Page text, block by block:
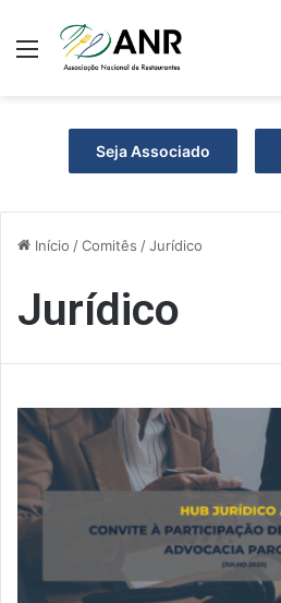
Menu
Seja Associado
Início /Comitês /Jurídico
Jurídico